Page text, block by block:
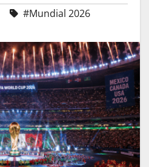
#Mundial 2026